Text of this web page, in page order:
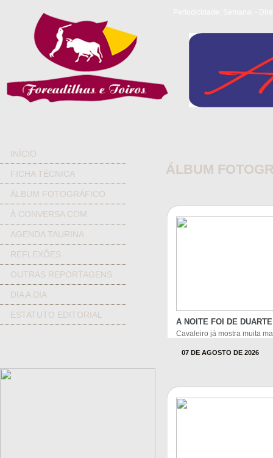
INÍCIO
FICHA TÉCNICA
ÁLBUM FOTOGRÁFICO
À CONVERSA COM
AGENDA TAURINA
REFLEXÕES
OUTRAS REPORTAGENS
DIA A DIA
ESTATUTO EDITORIAL
ÁLBUM
A NOITE FOI DE
Cavaleiro já mostra muita
07 DE AGOSTO DE 2026